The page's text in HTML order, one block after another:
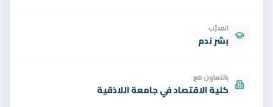
المدرّب
بشر ندم
بالتعاون مع
كلية الاقتصاد في جامعة اللاذقية